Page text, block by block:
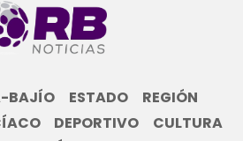
BAJÍO ESTADO
REGIÓN
DEPORTIVO
CULTURA